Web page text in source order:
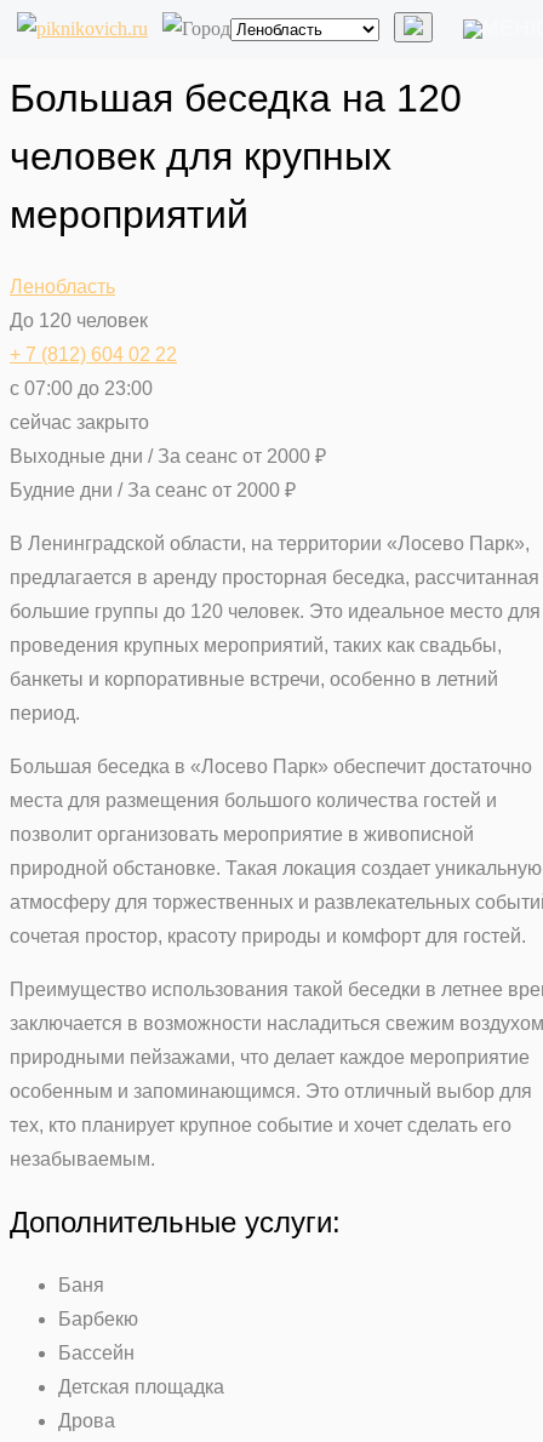
Большая беседка на 120
человек для крупных
мероприятий
Ленобласть
До 120 человек
+ 7 (812) 604 02 22
с 07:00 до 23:00
сейчас закрыто
Выходные дни / За сеанс от 2000 ₽
Будние дни / За сеанс от 2000 ₽
В Ленинградской области, на территории «Лосево Парк»,
предлагается в аренду просторная беседка,
большие группы до 120 человек. Это идеальное место для
проведения крупных мероприятий, таких как свадьбы,
банкеты и корпоративные встречи, особенно в летний
период.
Большая беседка в «Лосево Парк» обеспечит достаточно
места для размещения большого количества гостей и
позволит организовать мероприятие в живописной
природной обстановке. Такая локация создает уникальную
атмосферу для торжественных и развлекательных
сочетая простор, красоту природы и комфорт для гостей.
Преимущество использования такой беседки в летнее
заключается в возможности насладиться свежим
природными пейзажами, что делает каждое мероприятие
особенным и запоминающимся. Это отличный выбор для
тех, кто планирует крупное событие и хочет сделать его
незабываемым.
Дополнительные услуги:
Баня
Барбекю
Бассейн
Детская площадка
Дрова